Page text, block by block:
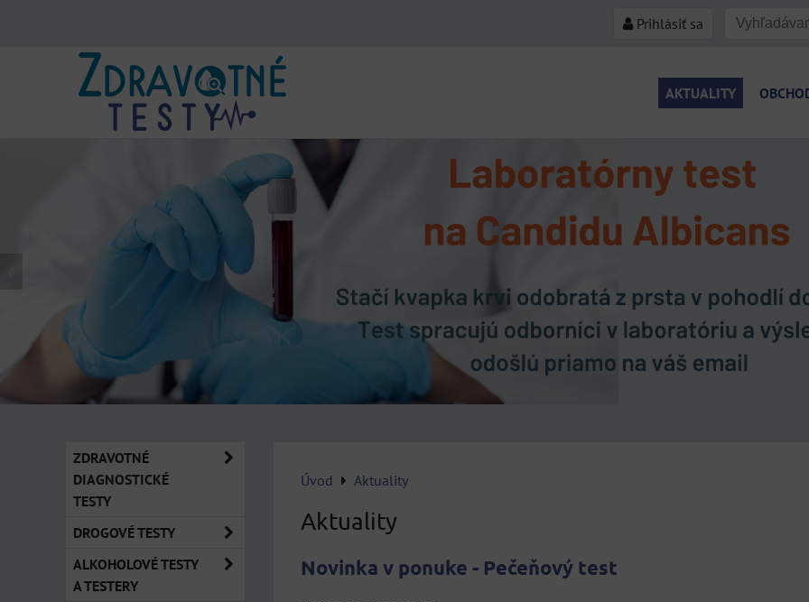
Prihlásiť sa
AKTUALITY
Úvod Aktuality
Aktuality
Novinka v ponuke - Pečeňový test
ZDRAVOTNÉ
DIAGNOSTICKÉ
TESTY
DROGOVÉ TESTY
ALKOHOLOVÉ TESTY
A TESTERY